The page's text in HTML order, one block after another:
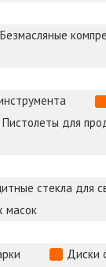
Безмасляные
Пистолеты для
стекла для
масок
Диски